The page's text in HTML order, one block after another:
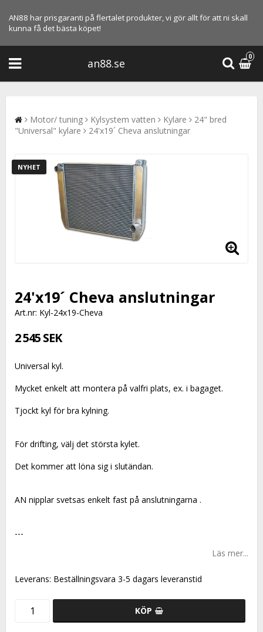
AN88 har prisgaranti på flertalet produkter, vi gör allt för att ni skall
kunna få det bästa köpet!
an88.se
0
Motor/ tuning Kylsystem vatten Kylare
24" bred
"Universal" kylare
24'x19´ Cheva anslutningar
NYHET
24'x19´ Cheva anslutningar
Art.nr: Kyl-24x19-Cheva
2 545 SEK
Universal kyl.
Mycket enkelt att montera på valfri plats, ex. i bagaget.
Tjockt kyl för bra kylning.
För drifting, välj det största kylet.
Det kommer att löna sig i slutändan.
AN nipplar svetsas enkelt fast på anslutningarna .
---
Läs mer...
Leverans: Beställningsvara 3-5 dagars leveranstid
KÖP